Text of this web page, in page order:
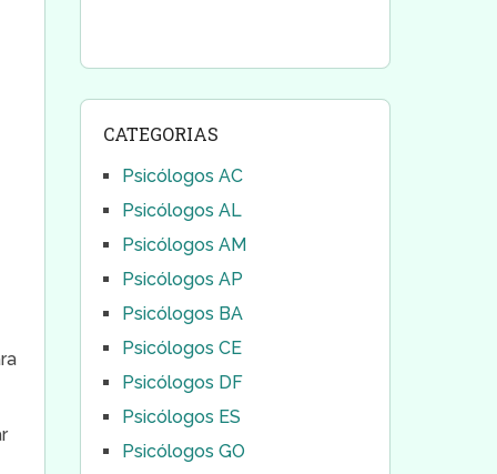
CATEGORIAS
Psicólogos AC
Psicólogos AL
Psicólogos AM
Psicólogos AP
Psicólogos BA
Psicólogos CE
Psicólogos DF
Psicólogos ES
Psicólogos GO